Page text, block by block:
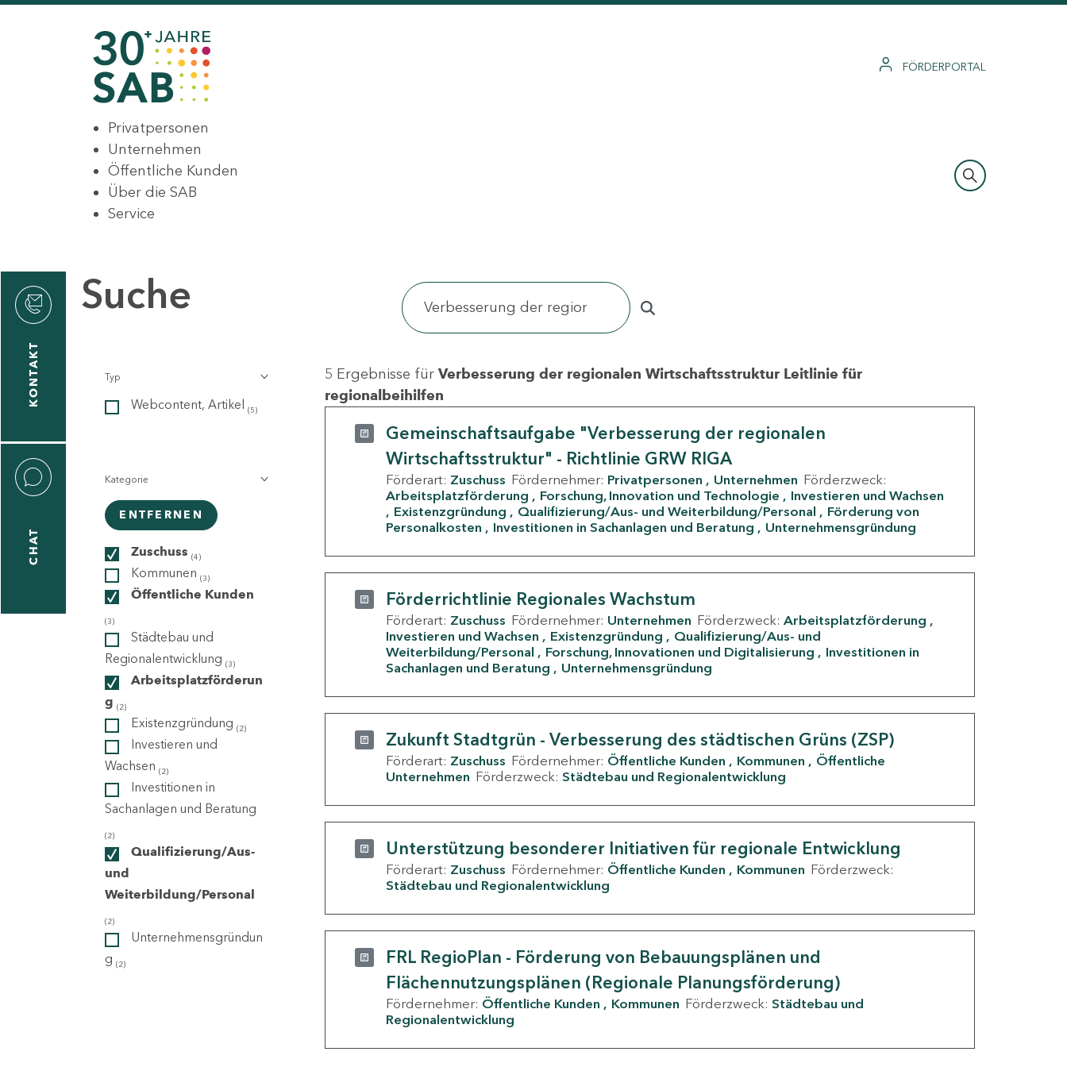
FÖRDERPORTAL
Privatpersonen
Unternehmen
Öffentliche Kunden
Über die SAB
Service
KONTAKT
CHAT
Suche
Typ
Webcontent, Artikel (5)
Kategorie
ENTFERNEN
Zuschuss (4)
Kommunen (3)
Öffentliche Kunden
(3)
Städtebau und
Regionalentwicklung (3)
Arbeitsplatzförderun
g (2)
Existenzgründung (2)
Investieren und
Wachsen (2)
Investitionen in
Sachanlagen und Beratung
(2)
Qualifizierung/Aus-
und
Weiterbildung/Personal
(2)
Unternehmensgründun
g (2)
5 Ergebnisse für Verbesserung der regionalen Wirtschaftsstruktur Leitlinie für
regionalbeihilfen
Gemeinschaftsaufgabe "Verbesserung der regionalen
Wirtschaftsstruktur" - Richtlinie GRW RIGA
Förderart: Zuschuss Fördernehmer: Privatpersonen Unternehmen Förderzweck:
Arbeitsplatzförderung
Forschung, Innovation und Technologie
Investieren und Wachsen
Existenzgründung
Qualifizierung/Aus- und Weiterbildung/Personal
Förderung von
Personalkosten
Investitionen in Sachanlagen und Beratung Unternehmensgründung
Förderrichtlinie Regionales Wachstum
Förderart: Zuschuss Fördernehmer: Unternehmen Förderzweck: Arbeitsplatzförderung
Investieren und Wachsen
Existenzgründung
Qualifizierung/Aus- und
Weiterbildung/Personal
Forschung, Innovationen und Digitalisierung
Investitionen in
Sachanlagen und Beratung
Unternehmensgründung
Zukunft Stadtgrün - Verbesserung des städtischen Grüns (ZSP)
Förderart: Zuschuss Fördernehmer: Öffentliche Kunden Kommunen
Öffentliche
Unternehmen Förderzweck: Städtebau und Regionalentwicklung
Unterstützung besonderer Initiativen für regionale Entwicklung
Förderart: Zuschuss Fördernehmer: Öffentliche Kunden Kommunen Förderzweck:
Städtebau und Regionalentwicklung
FRL RegioPlan - Förderung von Bebauungsplänen und
Flächennutzungsplänen (Regionale Planungsförderung)
Fördernehmer: Öffentliche Kunden Kommunen Förderzweck: Städtebau und
Regionalentwicklung